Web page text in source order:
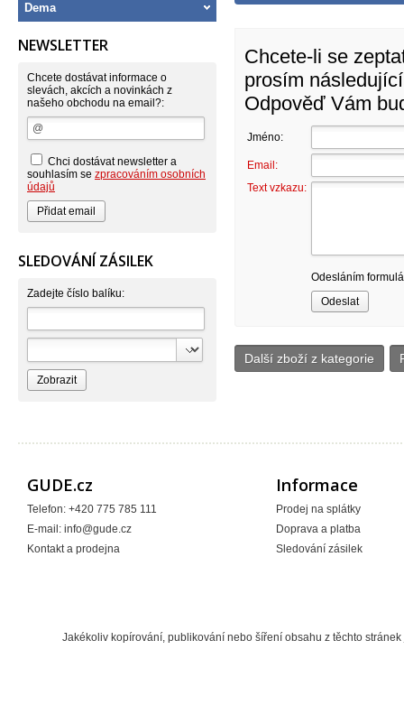
Chcete-li se
prosím
Odpověď Vám
Jméno:
Email:
Text vzkazu:
Odesláním
Další zboží z kategorie
Dema
NEWSLETTER
Chcete dostávat informace o
slevách, akcích a novinkách z
našeho obchodu na email?:
Chci dostávat newsletter a
souhlasím se zpracováním osobních
údajů
SLEDOVÁNÍ ZÁSILEK
Zadejte číslo balíku:
GUDE.cz
Telefon: +420 775 785 111
E-mail: info@gude.cz
Kontakt a prodejna
Informace
Prodej na splátky
Doprava a platba
Sledování zásilek
Jakékoliv kopírování, publikování nebo šíření obsahu z těchto